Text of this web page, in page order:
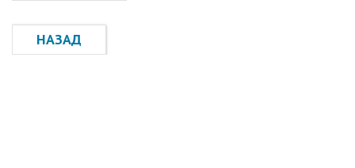
НАЗАД